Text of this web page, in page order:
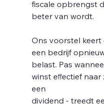
fiscale opbrengst
beter van wordt.
Ons voorstel keert
een bedrijf
belast. Pas
winst eﬀectief naar
een
dividend - treedt